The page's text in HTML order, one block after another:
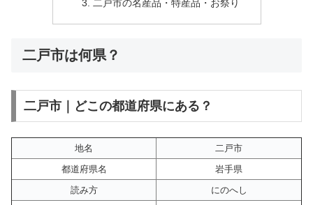
二戸市の名産品・特産品・お祭り
二戸市は何県？
二戸市｜どこの都道府県にある？
地名
二戸市
都道府県名
岩手県
読み方
にのへし